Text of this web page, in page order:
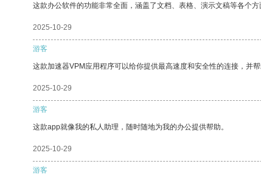
这款办公软件的功能非常全面，涵盖了文档、表格、演示文稿等各个
2025-10-29
游客
这款加速器VPM应用程序可以给你提供最高速度和安全性的连接，并帮
2025-10-29
游客
这款app就像我的私人助理，随时随地为我的办公提供帮助。
2025-10-29
游客